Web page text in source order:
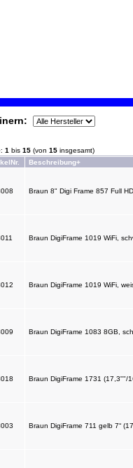
1 bis 15 (von 15 insgesamt)
Beschreibung+
Braun 8" Digi Frame 857 Full
Braun DigiFrame 1019 WiFi,
Braun DigiFrame 1019 WiFi,
Braun DigiFrame 1083 8GB,
Braun DigiFrame 1731 (17,3""/
Braun DigiFrame 711 gelb 7“